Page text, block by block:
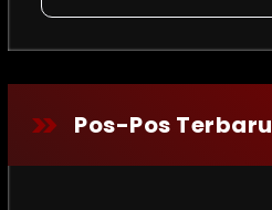
Pos-Pos Terbaru